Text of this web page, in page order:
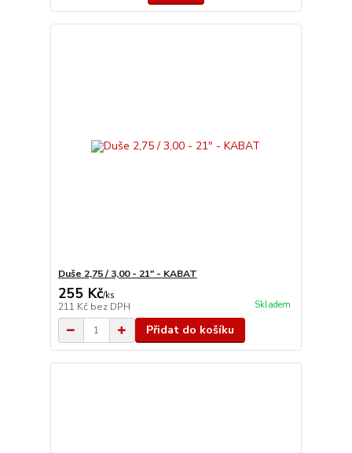
Duše 2,75 / 3,00 - 21" - KABAT
255 Kč/ks
211 Kč bez DPH Skladem
Přidat do košíku